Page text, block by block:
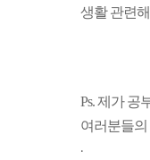
생활 관련
Ps. 제가 공
여러분들
.